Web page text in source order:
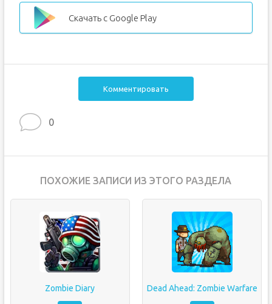
Скачать с Google Play
Комментировать
0
ПОХОЖИЕ ЗАПИСИ ИЗ ЭТОГО РАЗДЕЛА
Zombie Diary Dead Ahead: Zombie Warfare